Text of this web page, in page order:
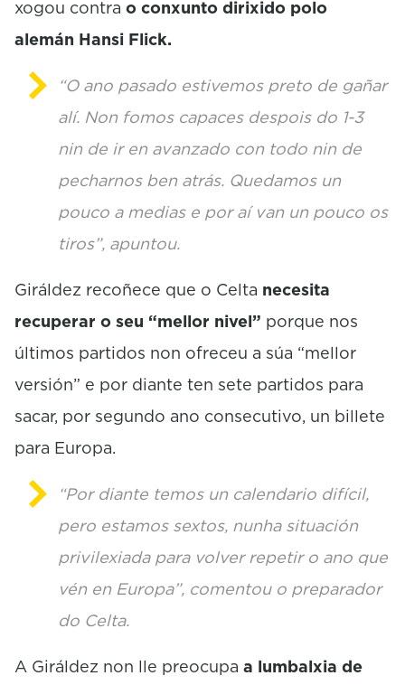
xogou contra o conxunto dirixido polo
alemán Hansi Flick.
“O ano pasado estivemos preto de gañar
alí. Non fomos capaces despois do 1-3
nin de ir en avanzado con todo nin de
pecharnos ben atrás. Quedamos un
pouco a medias e por aí van un pouco os
tiros”, apuntou.
Giráldez recoñece que o Celta necesita
recuperar o seu “mellor nivel” porque nos
últimos partidos non ofreceu a súa “mellor
versión” e por diante ten sete partidos para
sacar, por segundo ano consecutivo, un billete
para Europa.
“Por diante temos un calendario difícil,
pero estamos sextos, nunha situación
privilexiada para volver repetir o ano que
vén en Europa”, comentou o preparador
do Celta.
A Giráldez non lle preocupa a lumbalxia de